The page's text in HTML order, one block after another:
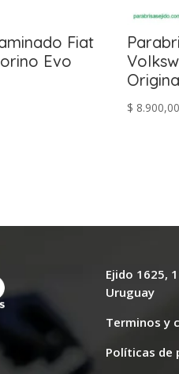
Fiat
Evo
$ 8.900,00
Ejido 1625,
Uruguay
Terminos y
Políticas de